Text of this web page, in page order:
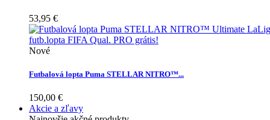
53,95 €
Nové
Futbalová lopta Puma STELLAR NITRO™...
150,00 €
Akcie a zľavy